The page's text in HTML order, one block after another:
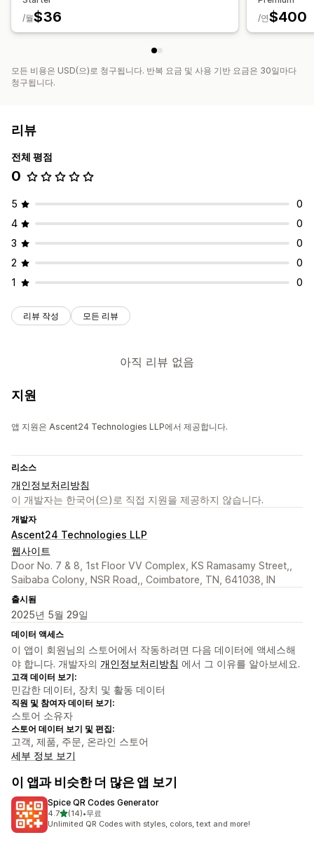
$36
/월 $400
/연
모든 비용은 USD(으)로 청구됩니다. 반복 요금 및 사용 기반 요금은 30일마다
청구됩니다.
리뷰
전체 평점
0
5
0
4
0
3
0
2
0
1
0
리뷰 작성 모든 리뷰
아직 리뷰 없음
지원
앱 지원은 Ascent24 Technologies LLP에서 제공합니다.
리소스
개인정보처리방침
이 개발자는 한국어(으)로 직접 지원을 제공하지 않습니다.
개발자
Ascent24 Technologies LLP
웹사이트
Door No. 7 & 8, 1st Floor VV Complex, KS Ramasamy Street,,
Saibaba Colony, NSR Road,, Coimbatore, TN, 641038, IN
출시됨
2025년 5월 29일
데이터 액세스
이 앱이 회원님의 스토어에서 작동하려면 다음 데이터에 액세스해
야 합니다. 개발자의 개인정보처리방침 에서 그 이유를 알아보세요.
고객 데이터 보기:
민감한 데이터, 장치 및 활동 데이터
직원 및 참여자 데이터 보기:
스토어 소유자
스토어 데이터 보기 및 편집:
고객, 제품, 주문, 온라인 스토어
세부 정보 보기
이 앱과 비슷한 더 많은 앱 보기
Spice QR Codes Generator
4.7별 5개 중
(14)
총 리뷰 14개
•무료
Unlimited QR Codes with styles, colors, text and more!